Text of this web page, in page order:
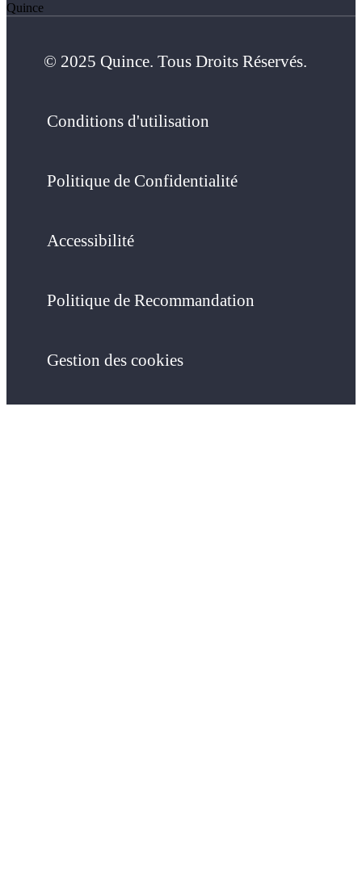
Quince
© 2025 Quince. Tous Droits Réservés.
Conditions d'utilisation
Politique de Confidentialité
Accessibilité
Politique de Recommandation
Gestion des cookies